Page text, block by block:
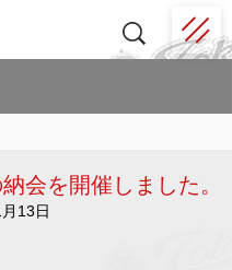
会を開催しました。
13日